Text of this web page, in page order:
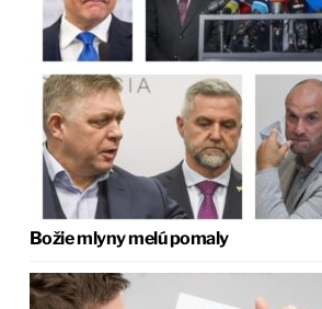
Božie mlyny melú pomaly